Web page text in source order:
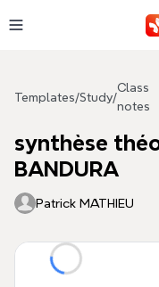
Templates/Study/
Class
notes
synthèse
BANDURA
Patrick MATHIEU